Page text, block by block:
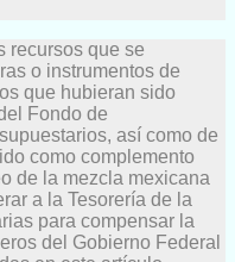
recursos que se
o instrumentos de
que hubieran sido
Fondo de
así como de
como complemento
de la mezcla mexicana
a la Tesorería de la
para compensar la
del Gobierno Federal